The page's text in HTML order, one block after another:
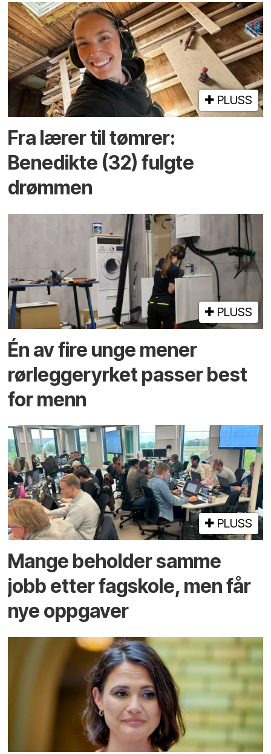
PLUSS
Fra lærer til tømrer:
Benedikte (32) fulgte
drømmen
PLUSS
Én av fire unge mener
rørlegger­yrket passer best
for menn
PLUSS
Mange beholder samme
jobb etter fagskole, men får
nye oppgaver